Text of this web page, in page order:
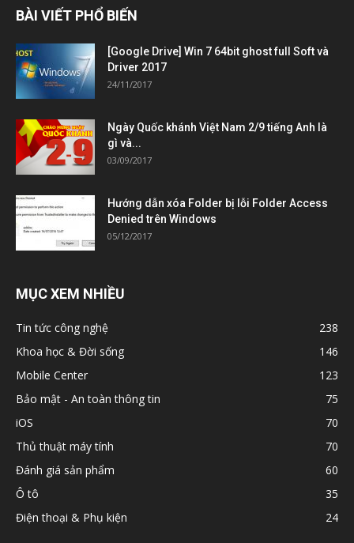
BÀI VIẾT PHỔ BIẾN
[Google Drive] Win 7 64bit ghost full Soft và
Driver 2017
24/11/2017
Ngày Quốc khánh Việt Nam 2/9 tiếng Anh là
gì và...
03/09/2017
Hướng dẫn xóa Folder bị lỗi Folder Access
Denied trên Windows
05/12/2017
MỤC XEM NHIỀU
Tin tức công nghệ
238
Khoa học & Đời sống
146
Mobile Center
123
Bảo mật - An toàn thông tin
75
iOS
70
Thủ thuật máy tính
70
Đánh giá sản phẩm
60
Ô tô
35
Điện thoại & Phụ kiện
24